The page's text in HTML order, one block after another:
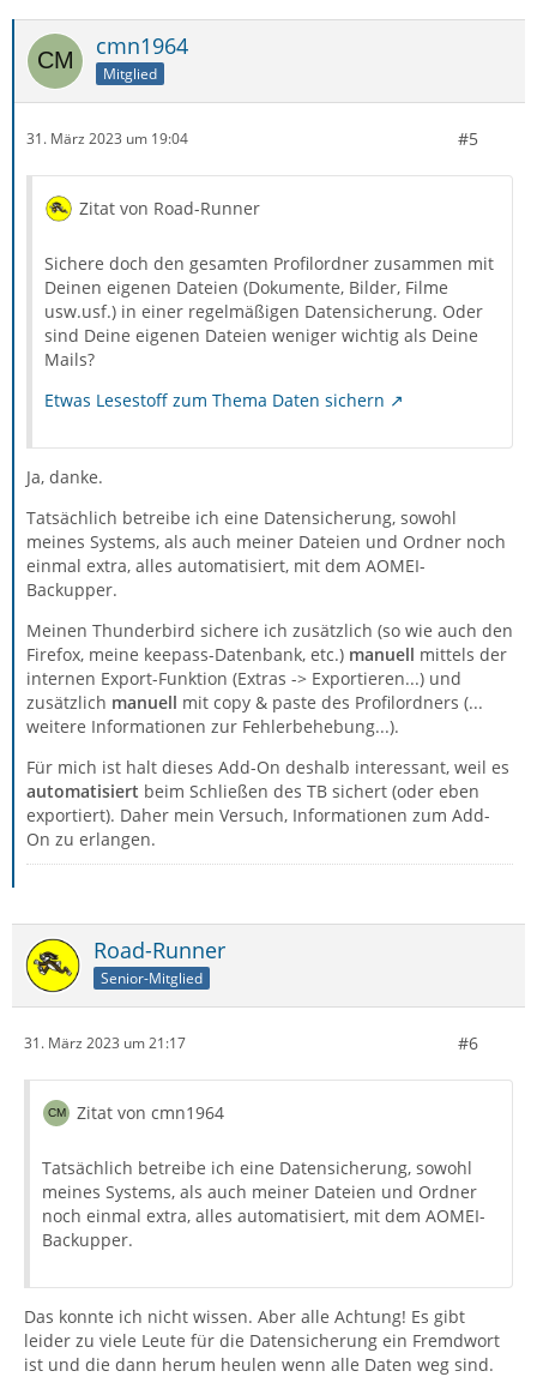
cmn1964
Mitglied
31. März 2023 um 19:04 #5
Zitat von Road-Runner
Sichere doch den gesamten Profilordner zusammen mit
Deinen eigenen Dateien (Dokumente, Bilder, Filme
usw.usf.) in einer regelmäßigen Datensicherung. Oder
sind Deine eigenen Dateien weniger wichtig als Deine
Mails?
Etwas Lesestoff zum Thema Daten sichern
Ja, danke.
Tatsächlich betreibe ich eine Datensicherung, sowohl
meines Systems, als auch meiner Dateien und Ordner noch
einmal extra, alles automatisiert, mit dem AOMEI-
Backupper.
Meinen Thunderbird sichere ich zusätzlich (so wie auch den
Firefox, meine keepass-Datenbank, etc.) manuell mittels der
internen Export-Funktion (Extras -> Exportieren...) und
zusätzlich manuell mit copy & paste des Profilordners (...
weitere Informationen zur Fehlerbehebung...).
Für mich ist halt dieses Add-On deshalb interessant, weil es
automatisiert beim Schließen des TB sichert (oder eben
exportiert). Daher mein Versuch, Informationen zum Add-
On zu erlangen.
Road-Runner
Senior-Mitglied
31. März 2023 um 21:17 #6
Zitat von cmn1964
Tatsächlich betreibe ich eine Datensicherung, sowohl
meines Systems, als auch meiner Dateien und Ordner
noch einmal extra, alles automatisiert, mit dem AOMEI-
Backupper.
Das konnte ich nicht wissen. Aber alle Achtung! Es gibt
leider zu viele Leute für die Datensicherung ein Fremdwort
ist und die dann herum heulen wenn alle Daten weg sind.